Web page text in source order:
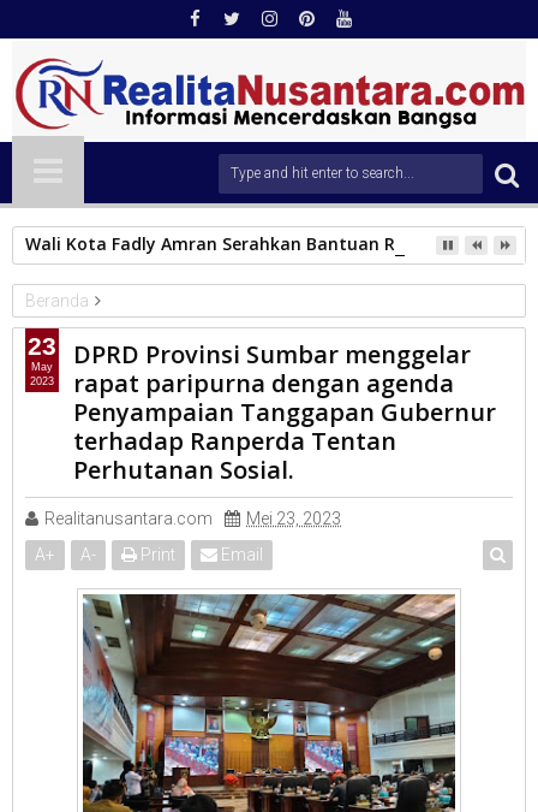
Wali Kota Fadly Amran Serahkan Bantuan Rp540 Juta
Beranda
DPRD Sumbar
DPRD Provinsi Sumbar menggelar rapat paripurna dengan
agenda Penyampaian Tanggapan Gubernur terhadap Ranperda
Tentan Perhutanan Sosial.
DPRD Provinsi Sumbar menggelar
rapat paripurna dengan agenda
Penyampaian Tanggapan Gubernur
terhadap Ranperda Tentan
Perhutanan Sosial.
Realitanusantara.com
Mei 23, 2023
A+ A- Print Email
23
May
2023